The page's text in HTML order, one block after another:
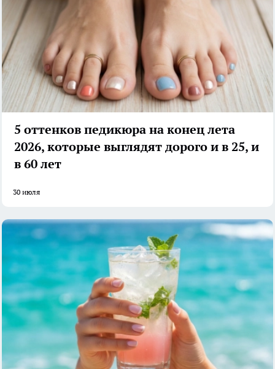
5 оттенков педикюра на конец лета
2026, которые выглядят дорого и в 25, и
в 60 лет
30 июля